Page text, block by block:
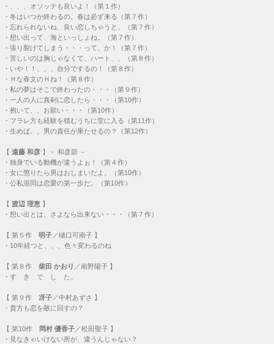
・
、、、オソッテも良いよ！（第１作）
・ 冬はいつか終わるの。春は必ず来る（第７作）
・ 忘れられないね、良い恋しちゃうと。（第７作）
・ 想い出って、海といっしょね。（第７作）
・ 張り裂けてしまう・・・って、か！（第７作）
・ 苦しいのは胸じゃなくて、ハート、、（第８作）
・ いや！！、、、自分でするの！（第８作）
・ Ｈな春文のＨね！（第８作）
・ 私の夢はそこで終わったの・・・（第９作）
・ 一人の人に真剣に恋したら・・・（第10作）
・ 抱いて、、お願い・・・（第10作）
・ フラレ方も経験を積むうちに堂に入る（第11作）
・ 生めば、、男の責任が果たせるの？（第12作）
【 遠藤 和彦 】－ 和彦節 －
・ 独身でいる動機が違うよぉ！（第４作）
・ 女に懲りたら男はおしまいだよ。（第10作）
・ 公私混同は恋愛の第一歩だ。（第10作）
【 渡辺 理恵 】
・ 想い出とは、さよなら出来ない・・・（第７作）
【 第５作 明子 ／樋口可南子 】
・ 10年経つと、、、色々変わるのね
【 第８作 柴田 かおり ／南野陽子 】
・ す き で し た。
【 第９作 冴子 ／中村あずさ 】
・ 貴方も恋を敵に回すの？
【 第10作 岡村 優香子 ／松田聖子 】
・ 見なきゃいけない所が、違うんじゃない？